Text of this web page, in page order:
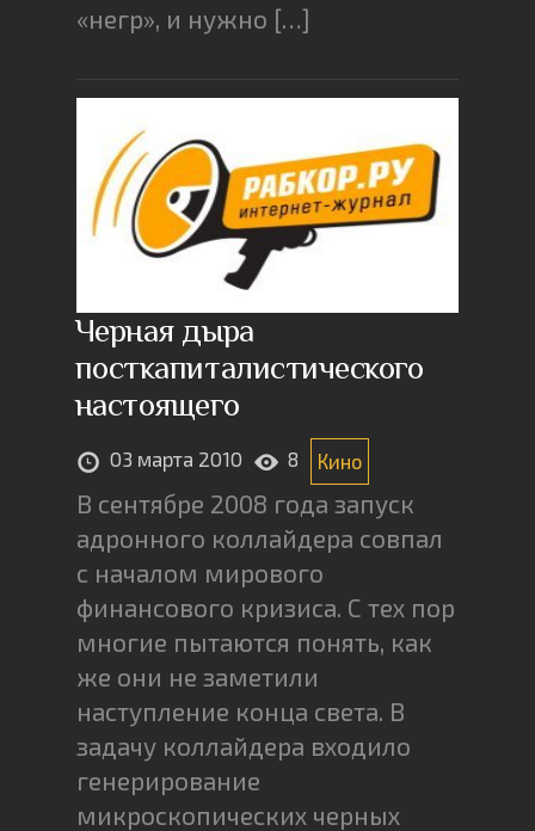
«негр», и нужно […]
Черная дыра
посткапиталистического
настоящего
03 марта 2010 8 Кино
В сентябре 2008 года запуск
адронного коллайдера совпал
с началом мирового
финансового кризиса. С тех пор
многие пытаются понять, как
же они не заметили
наступление конца света. В
задачу коллайдера входило
генерирование
микроскопических черных